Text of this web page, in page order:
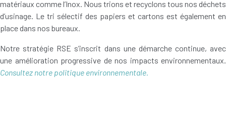
matériaux comme l’Inox. Nous trions et recyclons tous nos déchets
d’usinage. Le tri sélectif des papiers et cartons est également en
place dans nos bureaux.
Notre stratégie RSE s’inscrit dans une démarche continue, avec
une amélioration progressive de nos impacts environnementaux.
Consultez notre politique environnementale.